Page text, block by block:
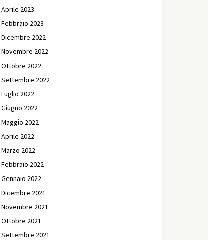
Aprile 2023
Febbraio 2023
Dicembre 2022
Novembre 2022
Ottobre 2022
Settembre 2022
Luglio 2022
Giugno 2022
Maggio 2022
Aprile 2022
Marzo 2022
Febbraio 2022
Gennaio 2022
Dicembre 2021
Novembre 2021
Ottobre 2021
Settembre 2021